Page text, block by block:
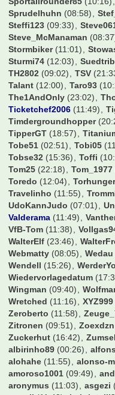
Sportallrounder85 (10:16)
Sprudelhuhn (08:58)
Steffi123 (09:33)
Steve_McManaman
Stormbiker (11:01)
Sturmi74 (12:03)
TH2802 (09:02) TSV
Talant (12:00) Taro93
The1AndOnly (23:02)
Ticketchef2006 (11:49)
Timdergroundhopper
TipperGT (18:57)
Tobe51 (02:51) Tobi05
Tobse32 (15:36) Toffi
Tom25 (22:18) Tom_1977
Toredo (12:04)
Travelinho (11:55)
UdoKannJudo (07:01)
Valderama (11:49)
VfB-Tom (11:38)
WalterElf (23:46)
Webmatty (08:05) Wedau
Wendell (15:26)
Wiedervorlagedatum
Wingman (09:40)
Wretched (11:16) XYZ999
Zeroberto (11:58)
Zitronen (09:51) Zoexdzn
Zuckerhut (16:42) Zumsel
albirinho89 (00:26)
alohahe (11:55) alonso-
amoroso1001 (09:49)
aronymus (11:03) asgezi